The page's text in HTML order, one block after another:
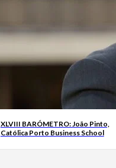
XLVIII BARÓMETRO: João Pinto,
Católica Porto Business School